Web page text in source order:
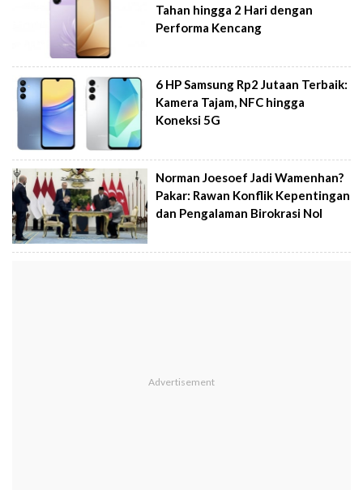
Tahan hingga 2 Hari dengan
Performa Kencang
6 HP Samsung Rp2 Jutaan Terbaik:
Kamera Tajam, NFC hingga
Koneksi 5G
Norman Joesoef Jadi Wamenhan?
Pakar: Rawan Konflik Kepentingan
dan Pengalaman Birokrasi Nol